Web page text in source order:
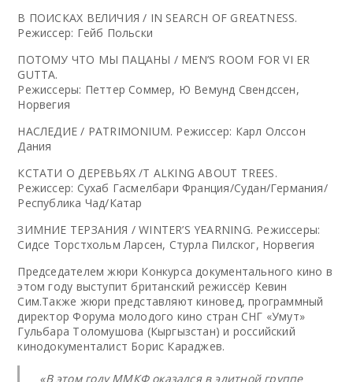
В ПОИСКАХ ВЕЛИЧИЯ / IN SEARCH OF GREATNESS.
Режиссер: Гейб Польски
ПОТОМУ ЧТО МЫ ПАЦАНЫ / MEN’S ROOM FOR VI ER
GUTTA.
Режиссеры: Петтер Соммер, Ю Вемунд Свендсcен,
Норвегия
НАСЛЕДИЕ / PATRIMONIUM. Режиссер: Карл Олссон
Дания
КСТАТИ О ДЕРЕВЬЯХ /T ALKING ABOUT TREES.
Режиссер: Сухаб Гасмелбари Франция/Судан/Германия/
Республика Чад/Катар
ЗИМНИЕ ТЕРЗАНИЯ / WINTER’S YEARNING. Режиссеры:
Сидсе Торстхольм Ларсен, Стурла Пилског, Норвегия
Председателем жюри Конкурса документального кино в
этом году выступит британский режиссёр Кевин
Сим.Также жюри представляют киновед, программный
директор Форума молодого кино стран СНГ «Умут»
Гульбара Толомушова (Кыргызстан) и российский
кинодокументалист Борис Караджев.
«В этом году ММКФ оказался в элитной группе